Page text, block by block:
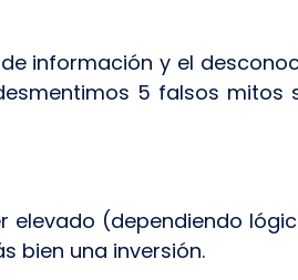
información y el
5 falsos mitos
elevado (dependiendo
bien una inversión.